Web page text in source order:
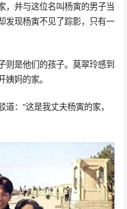
，并与这位名叫杨寅的男子当
发现杨寅不见了踪影，只有一
则是他们的孩子。莫翠玲感到
妈的家。
：“这是我丈夫杨寅的家，